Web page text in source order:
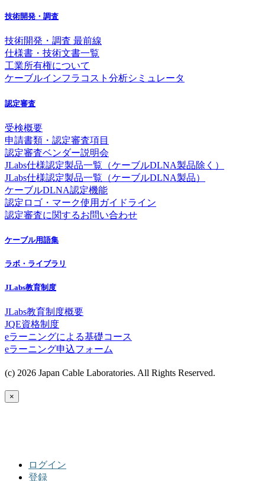
技術開発・調査
技術開発・調査 最前線
仕様書・技術文書一覧
工業所有権について
ケーブルインフラコスト分析シミュレータ
認定審査
受検概要
申請書類・認定審査項目
認定審査ベンダー説明会
JLabs仕様認定製品一覧（ケーブルDLNA製品除く）
JLabs仕様認定製品一覧（ケーブルDLNA製品）
ケーブルDLNA認定機能
認定ロゴ・マーク使用ガイドライン
認定審査に関するお問い合わせ
ケーブル用語集
ラボ・ライブラリ
JLabs教育制度
JLabs教育制度概要
JQE資格制度
eラーニングによる基礎コース
eラーニング申込フォーム
(c) 2026 Japan Cable Laboratories. All Rights Reserved.
×
ログイン
登録